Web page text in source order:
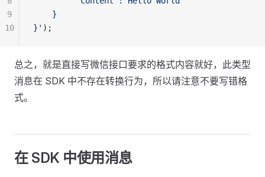
    }
}' );
9
10
总之，就是直接写微信接口要求的格式内容就好，此类型
消息在 SDK 中不存在转换行为，所以请注意不要写错格
式。
在 SDK 中使用消息